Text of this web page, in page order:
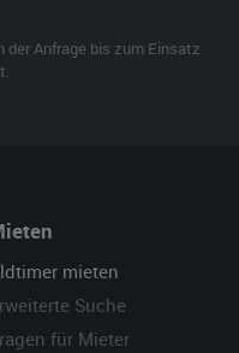
Anfrage bis zum Einsatz
mieten
Suche
für Mieter